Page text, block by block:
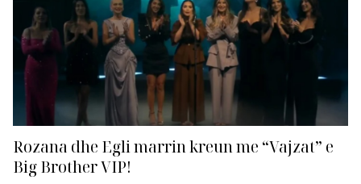
Rozana dhe Egli marrin kreun me “Vajzat” e
Big Brother VIP!